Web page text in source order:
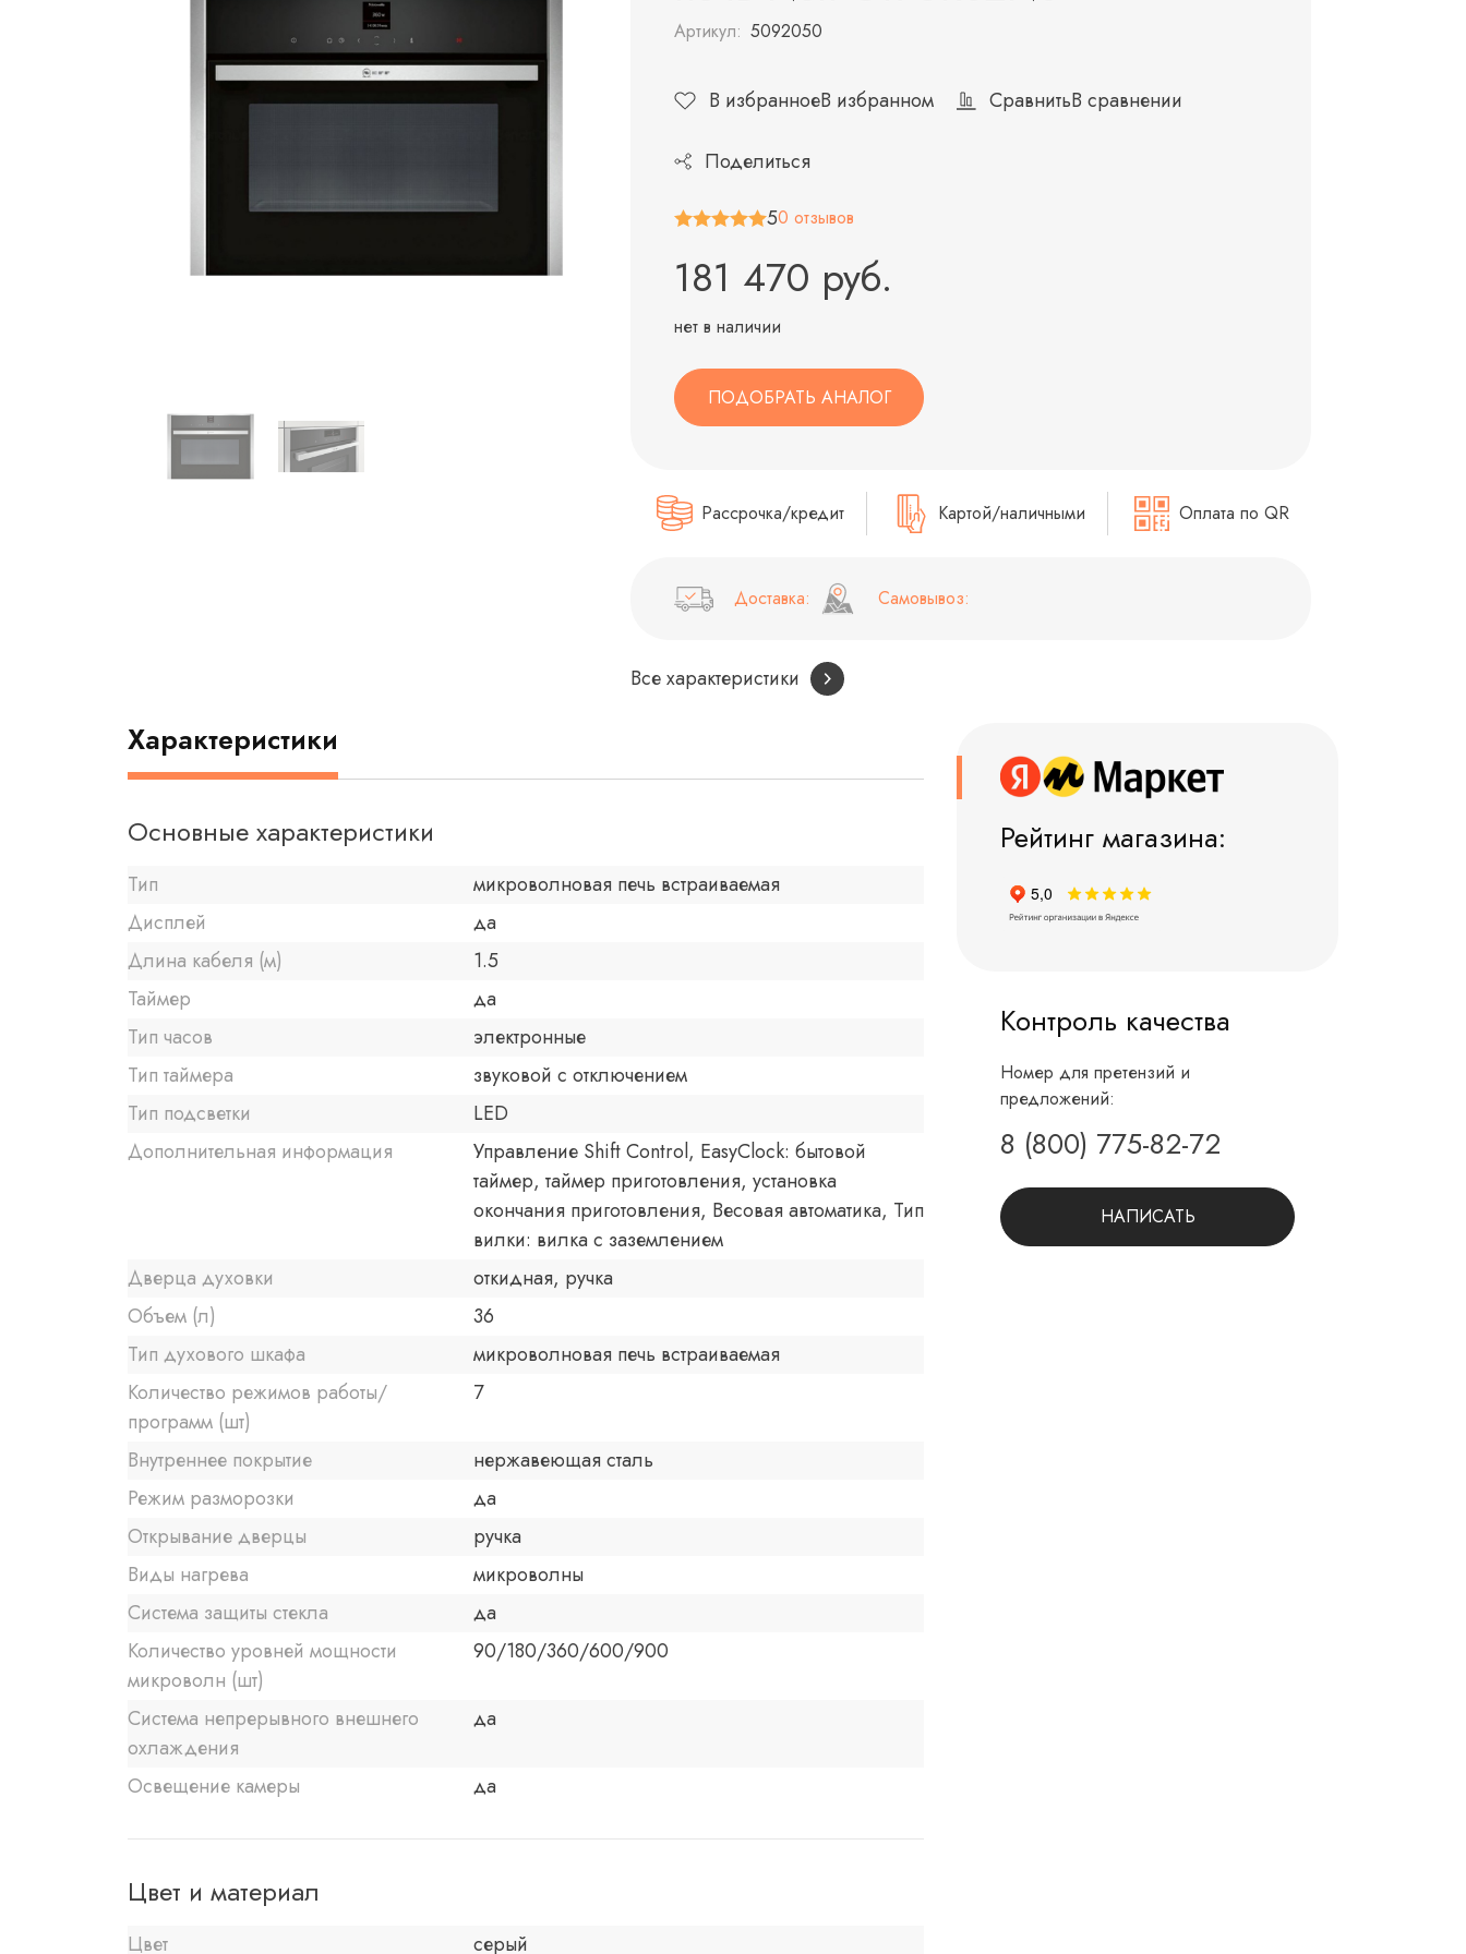
Артикул: 5092050
В избранноеВ избранном СравнитьВ сравнении
Поделиться
50 отзывов
181 470 руб.
нет в наличии
ПОДОБРАТЬ АНАЛОГ
Рассрочка/кредит Картой/наличными Оплата по QR
Доставка: Самовывоз:
Все характеристики
Рейтинг магазина:
Контроль качества
Номер для претензий и
предложений:
8 (800) 775-82-72
НАПИСАТЬ
Характеристики
Основные характеристики
Тип
микроволновая печь встраиваемая
Дисплей
да
Длина кабеля (м)
1.5
Таймер
да
Тип часов
электронные
Тип таймера
звуковой с отключением
Тип подсветки
LED
Дополнительная информация
Управление Shift Control, EasyClock: бытовой
таймер, таймер приготовления, установка
окончания приготовления, Весовая автоматика, Тип
вилки: вилка с заземлением
Дверца духовки
откидная, ручка
Объем (л)
36
Тип духового шкафа
микроволновая печь встраиваемая
Количество режимов работы/
программ (шт)
7
Внутреннее покрытие
нержавеющая сталь
Режим разморозки
да
Открывание дверцы
ручка
Виды нагрева
микроволны
Система защиты стекла
да
Количество уровней мощности
микроволн (шт)
90/180/360/600/900
Система непрерывного внешнего
охлаждения
да
Освещение камеры да
Цвет и материал
Цвет серый